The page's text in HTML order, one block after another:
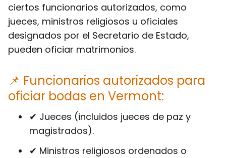
ciertos funcionarios autorizados, como
jueces, ministros religiosos u oficiales
designados por el Secretario de Estado,
pueden oficiar matrimonios.
📌 Funcionarios autorizados para
oficiar bodas en Vermont:
✔ Jueces (incluidos jueces de paz y
magistrados).
✔ Ministros religiosos ordenados o